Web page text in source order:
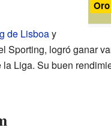
Oro
de Lisboay
logró ganar
Liga. Su buen